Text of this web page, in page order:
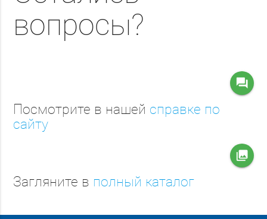
вопросы?
question_answer
Посмотрите в нашей справке по
сайту
collections
Загляните в полный каталог